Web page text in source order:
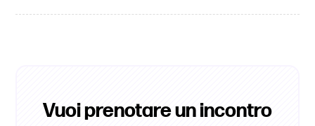
Vuoi prenotare un incontro